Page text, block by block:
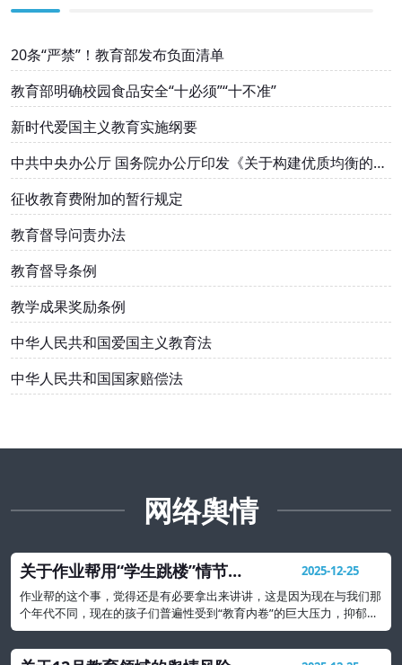
20条“严禁”！教育部发布负面清单
教育部明确校园食品安全“十必须”“十不准”
新时代爱国主义教育实施纲要
中共中央办公厅 国务院办公厅印发《关于构建优质均衡的基
本公共教育服务体系的意见》
征收教育费附加的暂行规定
教育督导问责办法
教育督导条例
教学成果奖励条例
中华人民共和国爱国主义教育法
中华人民共和国国家赔偿法
网络舆情
关于作业帮用“学生跳楼”情节出
题事件的教育警示
2025-12-25
作业帮的这个事，觉得还是有必要拿出来讲讲，这是因为现在与我们那
个年代不同，现在的孩子们普遍性受到“教育内卷”的巨大压力，抑郁、
焦虑等心理问题可能要比我们想象的还要严重很多。